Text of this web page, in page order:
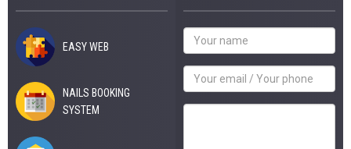
EASY WEB
NAILS BOOKING
SYSTEM